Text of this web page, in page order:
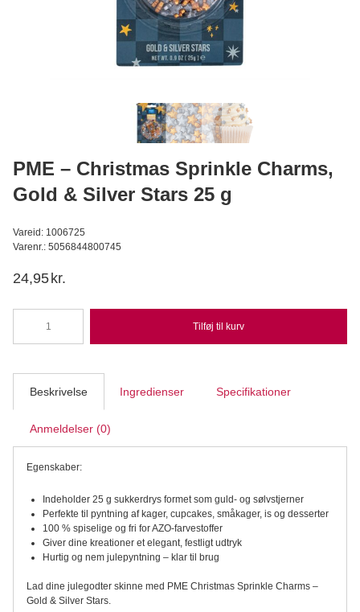
Caputo Rød - Cuoco/Saccorosso, 5kg
Læg i kurv
PME – Christmas Sprinkle Charms,
Gold & Silver Stars 25 g
Vareid: 1006725
Varenr.: 5056844800745
24,95 kr.
-
Sprinkle
Charms,
Silver
Stars
25
Tilføj til kurv
Beskrivelse Ingredienser Specifikationer
Anmeldelser (0)
Egenskaber:
Indeholder 25 g sukkerdrys formet som guld- og sølvstjerner
Perfekte til pyntning af kager, cupcakes, småkager, is og desserter
100 % spiselige og fri for AZO-farvestoffer
Giver dine kreationer et elegant, festligt udtryk
Hurtig og nem julepyntning – klar til brug
Lad dine julegodter skinne med PME Christmas Sprinkle Charms –
Gold & Silver Stars.